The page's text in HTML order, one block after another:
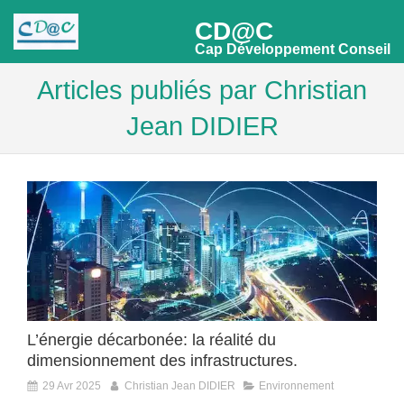
CD@C
Cap Développement Conseil
Articles publiés par Christian
Jean DIDIER
L’énergie décarbonée: la réalité du
dimensionnement des infrastructures.
29 Avr 2025 Christian Jean DIDIER Environnement